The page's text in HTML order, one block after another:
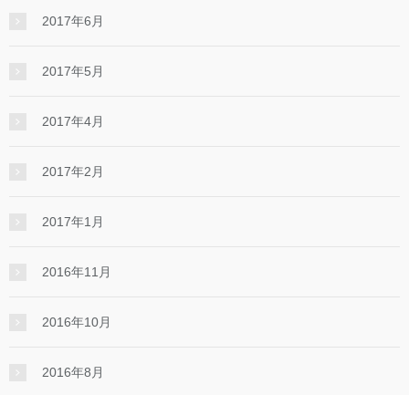
2017年6月
2017年5月
2017年4月
2017年2月
2017年1月
2016年11月
2016年10月
2016年8月